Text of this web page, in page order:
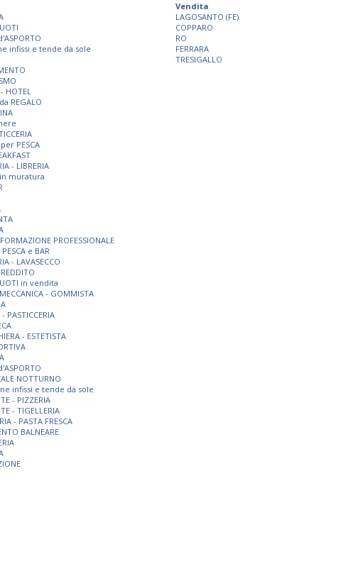
infissi e tende da sole
HOTEL
REGALO
PESCA
- LIBRERIA
in muratura
PROFESSIONALE
e BAR
- LAVASECCO
in vendita
- GOMMISTA
PASTICCERIA
- ESTETISTA
NOTTURNO
infissi e tende da sole
- PIZZERIA
- TIGELLERIA
- PASTA FRESCA
BALNEARE
Vendita
LAGOSANTO (FE)
COPPARO
RO
FERRARA
TRESIGALLO